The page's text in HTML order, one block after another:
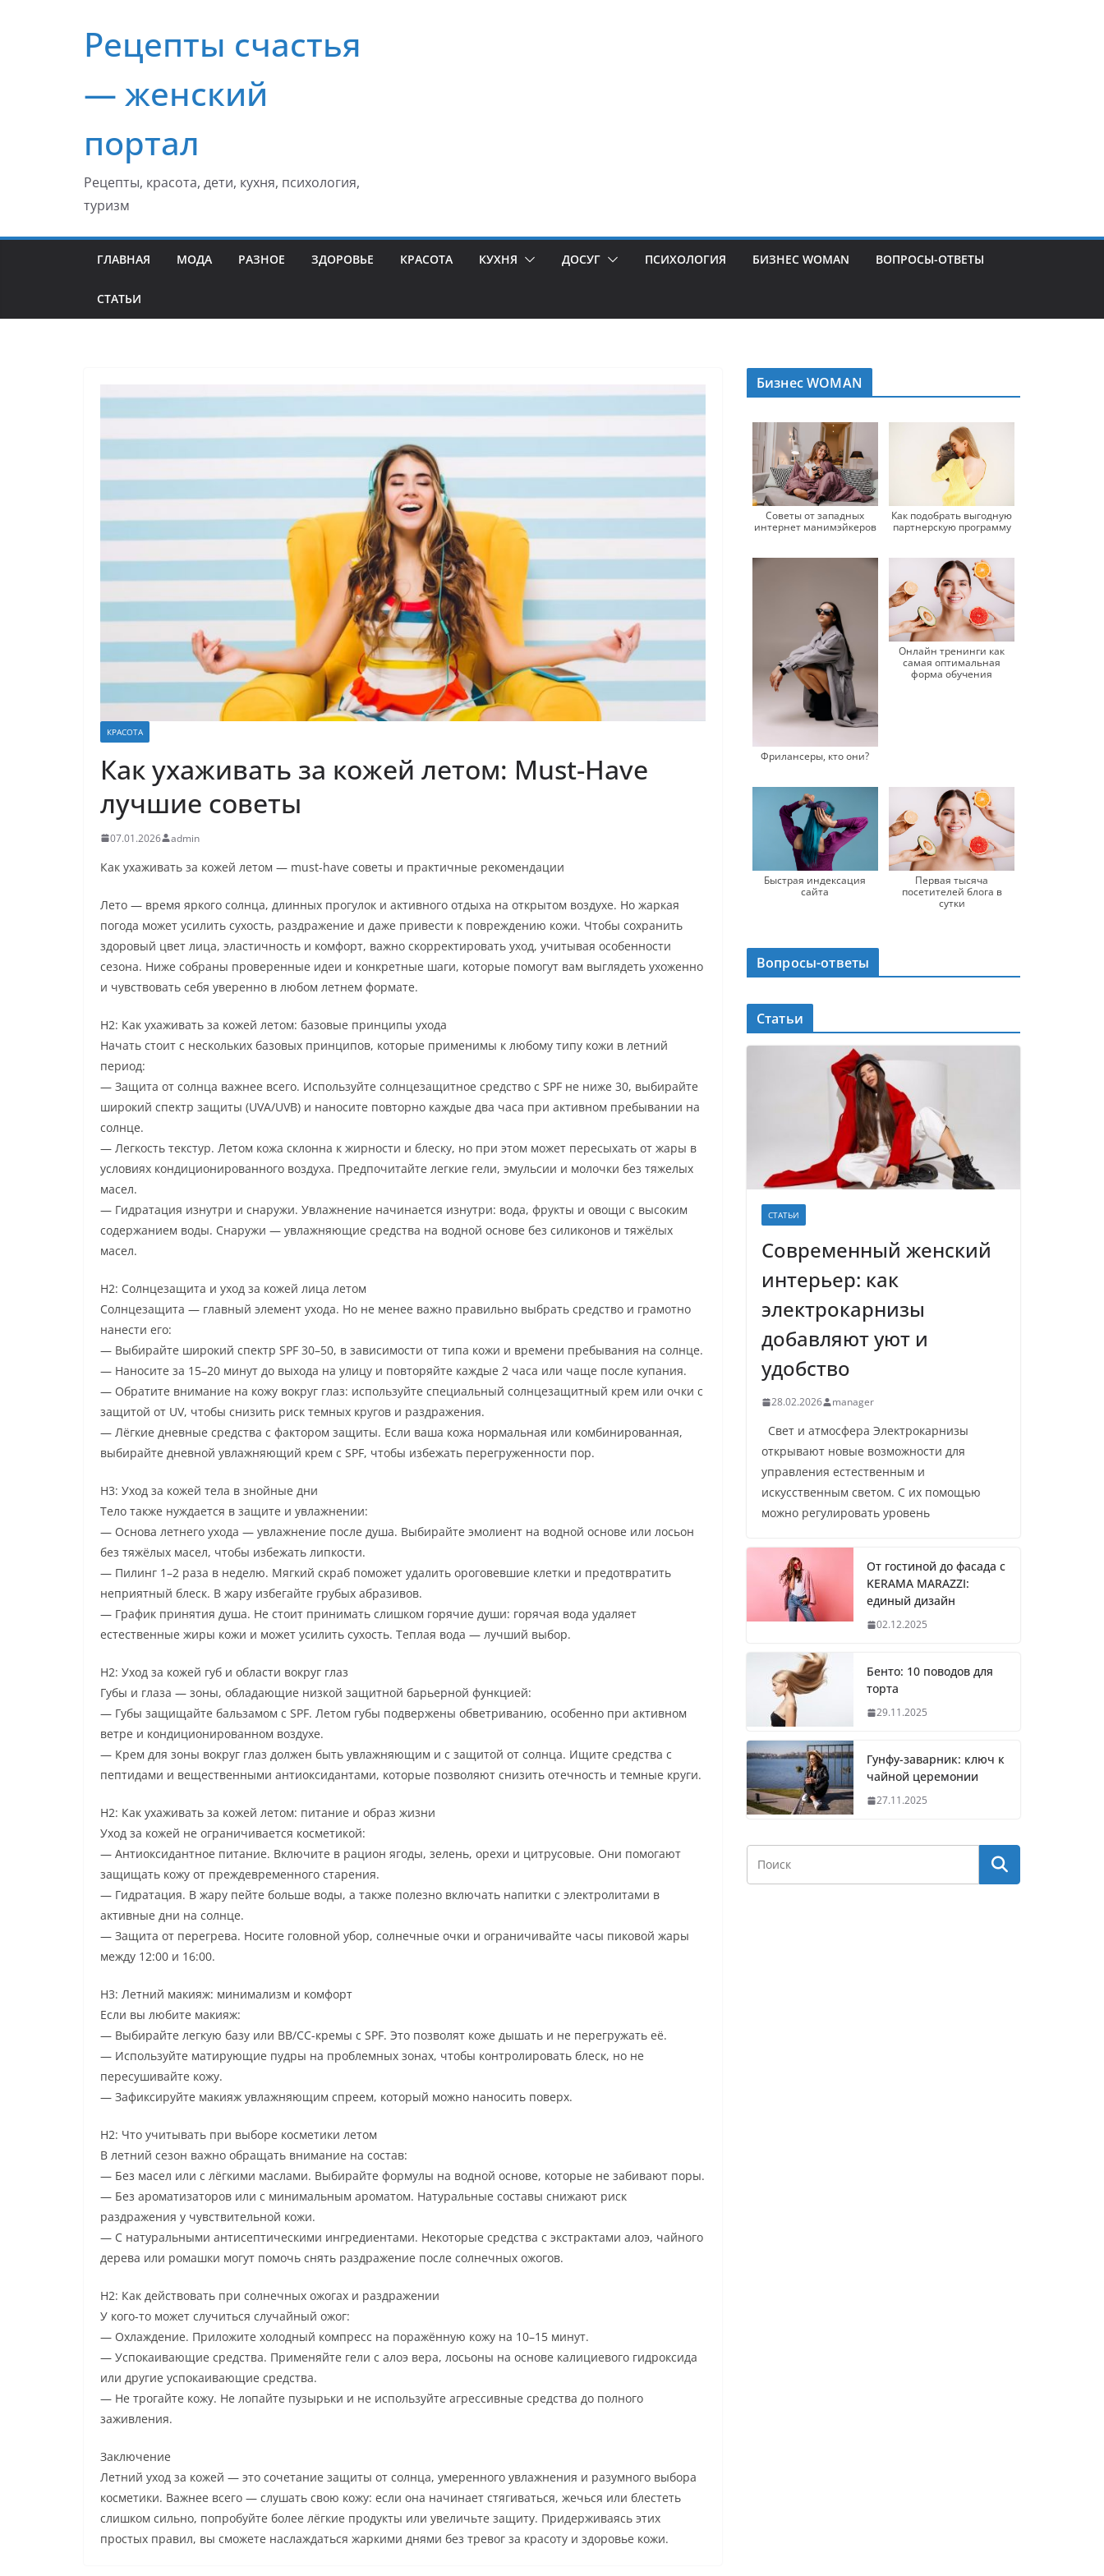
содержимомуРецепты счастья
— женский
портал
Рецепты, красота, дети, кухня, психология,
туризм
ГЛАВНАЯ МОДА РАЗНОЕ ЗДОРОВЬЕ КРАСОТА КУХНЯ ДОСУГ ПСИХОЛОГИЯ БИЗНЕС WOMAN ВОПРОСЫ-ОТВЕТЫ
СТАТЬИ
КРАСОТА
Как ухаживать за кожей летом: Must-Have
лучшие советы
07.01.2026 admin
Как ухаживать за кожей летом — must-have советы и практичные рекомендации
Лето — время яркого солнца, длинных прогулок и активного отдыха на открытом воздухе. Но жаркая
погода может усилить сухость, раздражение и даже привести к повреждению кожи. Чтобы сохранить
здоровый цвет лица, эластичность и комфорт, важно скорректировать уход, учитывая особенности
сезона. Ниже собраны проверенные идеи и конкретные шаги, которые помогут вам выглядеть ухоженно
и чувствовать себя уверенно в любом летнем формате.
H2: Как ухаживать за кожей летом: базовые принципы ухода
Начать стоит с нескольких базовых принципов, которые применимы к любому типу кожи в летний
период:
— Защита от солнца важнее всего. Используйте солнцезащитное средство с SPF не ниже 30, выбирайте
широкий спектр защиты (UVA/UVB) и наносите повторно каждые два часа при активном пребывании на
солнце.
— Легкость текстур. Летом кожа склонна к жирности и блеску, но при этом может пересыхать от жары в
условиях кондиционированного воздуха. Предпочитайте легкие гели, эмульсии и молочки без тяжелых
масел.
— Гидратация изнутри и снаружи. Увлажнение начинается изнутри: вода, фрукты и овощи с высоким
содержанием воды. Снаружи — увлажняющие средства на водной основе без силиконов и тяжёлых
масел.
H2: Солнцезащита и уход за кожей лица летом
Солнцезащита — главный элемент ухода. Но не менее важно правильно выбрать средство и грамотно
нанести его:
— Выбирайте широкий спектр SPF 30–50, в зависимости от типа кожи и времени пребывания на солнце.
— Наносите за 15–20 минут до выхода на улицу и повторяйте каждые 2 часа или чаще после купания.
— Обратите внимание на кожу вокруг глаз: используйте специальный солнцезащитный крем или очки с
защитой от UV, чтобы снизить риск темных кругов и раздражения.
— Лёгкие дневные средства с фактором защиты. Если ваша кожа нормальная или комбинированная,
выбирайте дневной увлажняющий крем с SPF, чтобы избежать перегруженности пор.
H3: Уход за кожей тела в знойные дни
Тело также нуждается в защите и увлажнении:
— Основа летнего ухода — увлажнение после душа. Выбирайте эмолиент на водной основе или лосьон
без тяжёлых масел, чтобы избежать липкости.
— Пилинг 1–2 раза в неделю. Мягкий скраб поможет удалить ороговевшие клетки и предотвратить
неприятный блеск. В жару избегайте грубых абразивов.
— График принятия душа. Не стоит принимать слишком горячие души: горячая вода удаляет
естественные жиры кожи и может усилить сухость. Теплая вода — лучший выбор.
H2: Уход за кожей губ и области вокруг глаз
Губы и глаза — зоны, обладающие низкой защитной барьерной функцией:
— Губы защищайте бальзамом с SPF. Летом губы подвержены обветриванию, особенно при активном
ветре и кондиционированном воздухе.
— Крем для зоны вокруг глаз должен быть увлажняющим и с защитой от солнца. Ищите средства с
пептидами и вещественными антиоксидантами, которые позволяют снизить отечность и темные круги.
H2: Как ухаживать за кожей летом: питание и образ жизни
Уход за кожей не ограничивается косметикой:
— Антиоксидантное питание. Включите в рацион ягоды, зелень, орехи и цитрусовые. Они помогают
защищать кожу от преждевременного старения.
— Гидратация. В жару пейте больше воды, а также полезно включать напитки с электролитами в
активные дни на солнце.
— Защита от перегрева. Носите головной убор, солнечные очки и ограничивайте часы пиковой жары
между 12:00 и 16:00.
H3: Летний макияж: минимализм и комфорт
Если вы любите макияж:
— Выбирайте легкую базу или BB/CC-кремы с SPF. Это позволят коже дышать и не перегружать её.
— Используйте матирующие пудры на проблемных зонах, чтобы контролировать блеск, но не
пересушивайте кожу.
— Зафиксируйте макияж увлажняющим спреем, который можно наносить поверх.
H2: Что учитывать при выборе косметики летом
В летний сезон важно обращать внимание на состав:
— Без масел или с лёгкими маслами. Выбирайте формулы на водной основе, которые не забивают поры.
— Без ароматизаторов или с минимальным ароматом. Натуральные составы снижают риск
раздражения у чувствительной кожи.
— С натуральными антисептическими ингредиентами. Некоторые средства с экстрактами алоэ, чайного
дерева или ромашки могут помочь снять раздражение после солнечных ожогов.
H2: Как действовать при солнечных ожогах и раздражении
У кого-то может случиться случайный ожог:
— Охлаждение. Приложите холодный компресс на поражённую кожу на 10–15 минут.
— Успокаивающие средства. Применяйте гели с алоэ вера, лосьоны на основе калициевого гидроксида
или другие успокаивающие средства.
— Не трогайте кожу. Не лопайте пузырьки и не используйте агрессивные средства до полного
заживления.
Заключение
Летний уход за кожей — это сочетание защиты от солнца, умеренного увлажнения и разумного выбора
косметики. Важнее всего — слушать свою кожу: если она начинает стягиваться, жечься или блестеть
слишком сильно, попробуйте более лёгкие продукты или увеличьте защиту. Придерживаясь этих
простых правил, вы сможете наслаждаться жаркими днями без тревог за красоту и здоровье кожи.
Бизнес WOMAN
Советы от западных
интернет манимэйкеров
Как подобрать выгодную
партнерскую программу
Фрилансеры, кто они?
Онлайн тренинги как
самая оптимальная
форма обучения
Быстрая индексация
сайта
Первая тысяча
посетителей блога в
сутки
Вопросы-ответы
Статьи
СТАТЬИ
Современный женский
интерьер: как
электрокарнизы
добавляют уют и
удобство
28.02.2026 manager
Свет и атмосфера Электрокарнизы
открывают новые возможности для
управления естественным и
искусственным светом. С их помощью
можно регулировать уровень
От гостиной до фасада с
KERAMA MARAZZI:
единый дизайн
02.12.2025
Бенто: 10 поводов для
торта
29.11.2025
Гунфу-заварник: ключ к
чайной церемонии
27.11.2025